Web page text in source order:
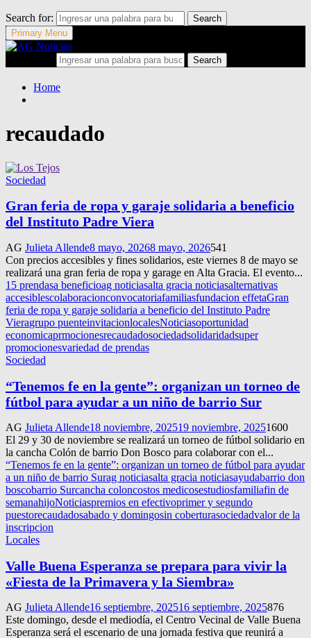
Search for:
Search
Primary Menu
Search
Home
recaudado
Sociedad
Gran feria de ropa y garaje solidaria a beneficio
del Instituto Padre Viera
AG Julieta Allende8 mayo, 20268 mayo, 2026541
Con precios accesibles y fines solidarios, este viernes 8 de mayo se
realizará una gran feria de ropa y garage en Alta Gracia. El evento...
15 prendasa beneficioag noticiasalta gracia noticiasalternativas
accesiblescolaboracionconvocatoriafamiliasfundacion effetaGran
feria de ropa y garaje solidaria a beneficio del Instituto Padre
Vieragrupo puenteinvitacionlocalesNoticiasoportunidad
economicaprmocionesrecaudadosociedadsolidaridadsuper
promocionesvariedad de prendas
Sociedad
“Tenemos fe en la gente”: organizan un torneo de
fútbol para ayudar a un niño de barrio Sur
AG Julieta Allende18 noviembre, 202519 noviembre, 20251600
El 29 y 30 de noviembre se realizará un torneo de fútbol solidario en
la cancha Colón de barrio Don Bosco para colaborar con el...
“Tenemos fe en la gente”: organizan un torneo de fútbol para ayudar
a un niño de barrio Surag noticiasalta gracia noticiasayudabarrio don
boscobarrio Surcancha coloncostos medicosestudiosfamiliafin de
semanahijoNoticiaspremios en efectivoprimer y segundo
puestorecaudadosabado y domingosin coberturasociedadvalor de la
inscripcion
Locales
Valle Buena Esperanza se prepara para vivir la
«Fiesta de la Primavera y la Siembra»
AG Julieta Allende16 septiembre, 202516 septiembre, 2025876
Este domingo, desde el mediodía, el Centro Vecinal de Valle Buena
Esperanza será el escenario de una jornada festiva que reunirá a